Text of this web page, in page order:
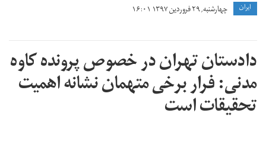
ايران چهارشنبه, ۲۹ فروردین ۱۳۹۷ ۱۶:۰۱
دادستان تهران در خصوص پرونده کاوه
مدنی: فرار برخی متهمان نشانه اهمیت
تحقیقات است